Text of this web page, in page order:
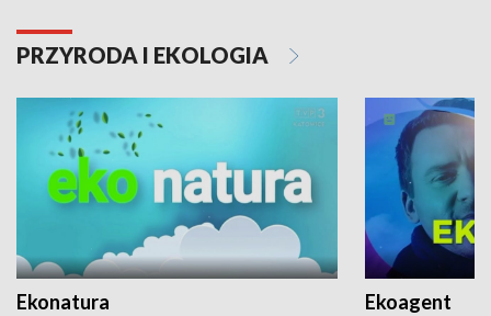
PRZYRODA I EKOLOGIA
Ekonatura Ekoagent